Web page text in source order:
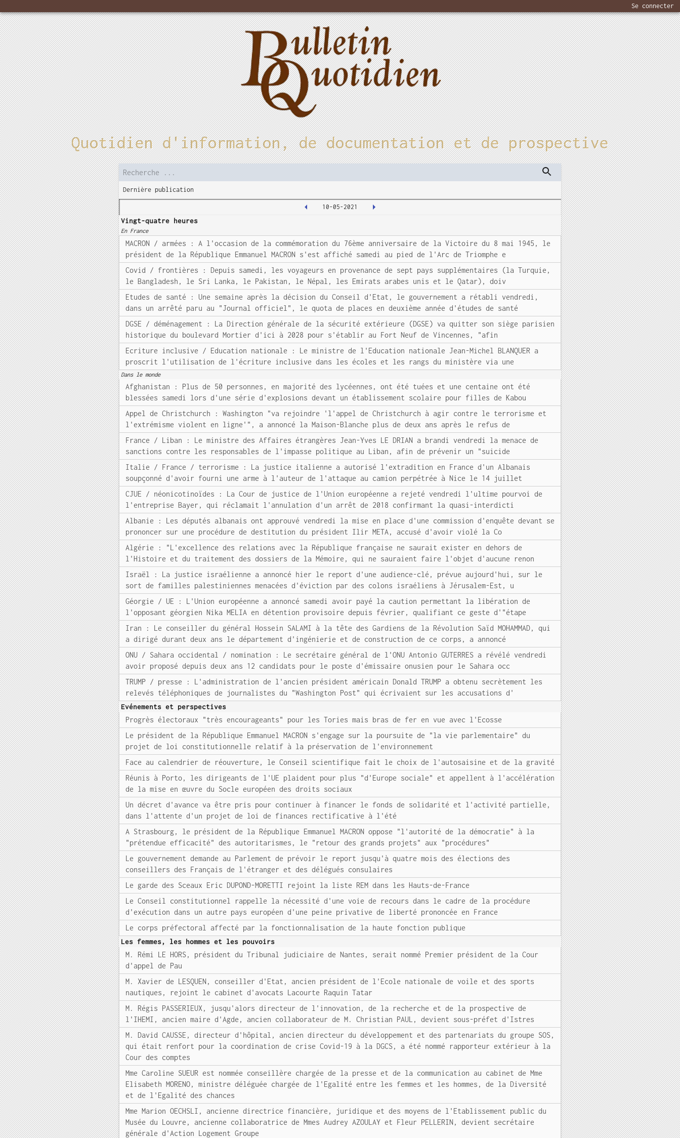
Se connecter
Quotidien d'information, de documentation et de prospective
Dernière publication
10-05-2021
Vingt-quatre heures
En France
MACRON / armées : A l'occasion de la commémoration du 76ème anniversaire de la Victoire du 8 mai 1945, le
président de la République Emmanuel MACRON s'est affiché samedi au pied de l'Arc de Triomphe e
Covid / frontières : Depuis samedi, les voyageurs en provenance de sept pays supplémentaires (la Turquie,
le Bangladesh, le Sri Lanka, le Pakistan, le Népal, les Emirats arabes unis et le Qatar), doiv
Etudes de santé : Une semaine après la décision du Conseil d'Etat, le gouvernement a rétabli vendredi,
dans un arrêté paru au "Journal officiel", le quota de places en deuxième année d'études de santé
DGSE / déménagement : La Direction générale de la sécurité extérieure (DGSE) va quitter son siège parisien
historique du boulevard Mortier d'ici à 2028 pour s'établir au Fort Neuf de Vincennes, "afin
Ecriture inclusive / Education nationale : Le ministre de l'Education nationale Jean-Michel BLANQUER a
proscrit l'utilisation de l'écriture inclusive dans les écoles et les rangs du ministère via une
Dans le monde
Afghanistan : Plus de 50 personnes, en majorité des lycéennes, ont été tuées et une centaine ont été
blessées samedi lors d'une série d'explosions devant un établissement scolaire pour filles de Kabou
Appel de Christchurch : Washington "va rejoindre 'l'appel de Christchurch à agir contre le terrorisme et
l'extrémisme violent en ligne'", a annoncé la Maison-Blanche plus de deux ans après le refus de
France / Liban : Le ministre des Affaires étrangères Jean-Yves LE DRIAN a brandi vendredi la menace de
sanctions contre les responsables de l'impasse politique au Liban, afin de prévenir un "suicide
Italie / France / terrorisme : La justice italienne a autorisé l'extradition en France d'un Albanais
soupçonné d'avoir fourni une arme à l'auteur de l'attaque au camion perpétrée à Nice le 14 juillet
CJUE / néonicotinoïdes : La Cour de justice de l'Union européenne a rejeté vendredi l'ultime pourvoi de
l'entreprise Bayer, qui réclamait l'annulation d'un arrêt de 2018 confirmant la quasi-interdicti
Albanie : Les députés albanais ont approuvé vendredi la mise en place d'une commission d'enquête devant se
prononcer sur une procédure de destitution du président Ilir META, accusé d'avoir violé la Co
Algérie : "L'excellence des relations avec la République française ne saurait exister en dehors de
l'Histoire et du traitement des dossiers de la Mémoire, qui ne sauraient faire l'objet d'aucune renon
Israël : La justice israélienne a annoncé hier le report d'une audience-clé, prévue aujourd'hui, sur le
sort de familles palestiniennes menacées d'éviction par des colons israéliens à Jérusalem-Est, u
Géorgie / UE : L'Union européenne a annoncé samedi avoir payé la caution permettant la libération de
l'opposant géorgien Nika MELIA en détention provisoire depuis février, qualifiant ce geste d'"étape
Iran : Le conseiller du général Hossein SALAMI à la tête des Gardiens de la Révolution Saïd MOHAMMAD, qui
a dirigé durant deux ans le département d'ingénierie et de construction de ce corps, a annoncé
ONU / Sahara occidental / nomination : Le secrétaire général de l'ONU Antonio GUTERRES a révélé vendredi
avoir proposé depuis deux ans 12 candidats pour le poste d'émissaire onusien pour le Sahara occ
TRUMP / presse : L'administration de l'ancien président américain Donald TRUMP a obtenu secrètement les
relevés téléphoniques de journalistes du "Washington Post" qui écrivaient sur les accusations d'
Evénements et perspectives
Progrès électoraux "très encourageants" pour les Tories mais bras de fer en vue avec l'Ecosse
Le président de la République Emmanuel MACRON s'engage sur la poursuite de "la vie parlementaire" du
projet de loi constitutionnelle relatif à la préservation de l'environnement
Face au calendrier de réouverture, le Conseil scientifique fait le choix de l'autosaisine et de la gravité
Réunis à Porto, les dirigeants de l'UE plaident pour plus "d'Europe sociale" et appellent à l'accélération
de la mise en œuvre du Socle européen des droits sociaux
Un décret d'avance va être pris pour continuer à financer le fonds de solidarité et l'activité partielle,
dans l'attente d'un projet de loi de finances rectificative à l'été
A Strasbourg, le président de la République Emmanuel MACRON oppose "l'autorité de la démocratie" à la
"prétendue efficacité" des autoritarismes, le "retour des grands projets" aux "procédures"
Le gouvernement demande au Parlement de prévoir le report jusqu'à quatre mois des élections des
conseillers des Français de l'étranger et des délégués consulaires
Le garde des Sceaux Eric DUPOND-MORETTI rejoint la liste REM dans les Hauts-de-France
Le Conseil constitutionnel rappelle la nécessité d'une voie de recours dans le cadre de la procédure
d'exécution dans un autre pays européen d'une peine privative de liberté prononcée en France
Le corps préfectoral affecté par la fonctionnalisation de la haute fonction publique
Les femmes, les hommes et les pouvoirs
M. Rémi LE HORS, président du Tribunal judiciaire de Nantes, serait nommé Premier président de la Cour
d'appel de Pau
M. Xavier de LESQUEN, conseiller d'Etat, ancien président de l'Ecole nationale de voile et des sports
nautiques, rejoint le cabinet d'avocats Lacourte Raquin Tatar
M. Régis PASSERIEUX, jusqu'alors directeur de l'innovation, de la recherche et de la prospective de
l'IHEMI, ancien maire d'Agde, ancien collaborateur de M. Christian PAUL, devient sous-préfet d'Istres
M. David CAUSSE, directeur d'hôpital, ancien directeur du développement et des partenariats du groupe SOS,
qui était renfort pour la coordination de crise Covid-19 à la DGCS, a été nommé rapporteur extérieur à la
Cour des comptes
Mme Caroline SUEUR est nommée conseillère chargée de la presse et de la communication au cabinet de Mme
Elisabeth MORENO, ministre déléguée chargée de l'Egalité entre les femmes et les hommes, de la Diversité
et de l'Egalité des chances
Mme Marion OECHSLI, ancienne directrice financière, juridique et des moyens de l'Etablissement public du
Musée du Louvre, ancienne collaboratrice de Mmes Audrey AZOULAY et Fleur PELLERIN, devient secrétaire
générale d'Action Logement Groupe